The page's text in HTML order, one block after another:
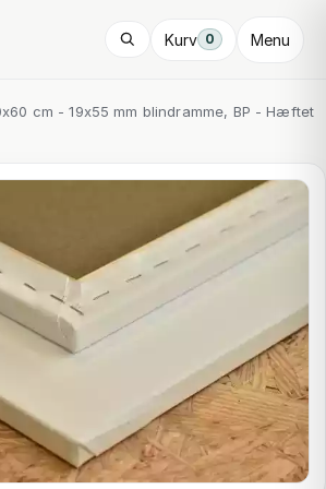
Kurv 0 Menu
cm - 19x55 mm blindramme, BP - Hæftet